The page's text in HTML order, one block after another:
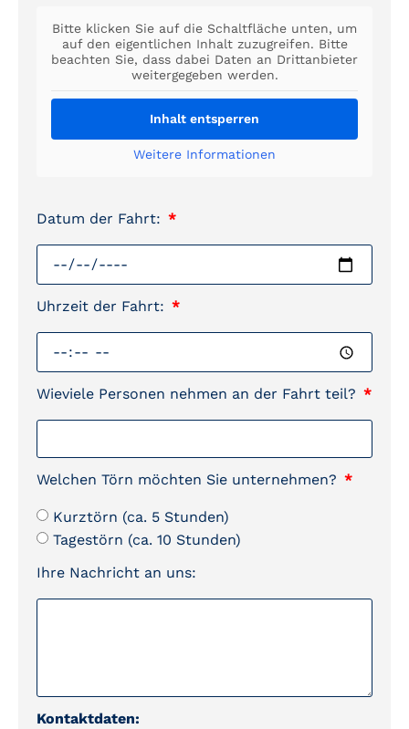
Bitte klicken Sie auf die Schaltfläche unten, um
auf den eigentlichen Inhalt zuzugreifen. Bitte
beachten Sie, dass dabei Daten an Drittanbieter
weitergegeben werden.
Inhalt entsperren
Weitere Informationen
Datum der Fahrt:
Uhrzeit der Fahrt:
Wieviele Personen nehmen an der Fahrt teil?
Welchen Törn möchten Sie unternehmen?
Kurztörn (ca. 5 Stunden)
Tagestörn (ca. 10 Stunden)
Ihre Nachricht an uns:
Kontaktdaten: